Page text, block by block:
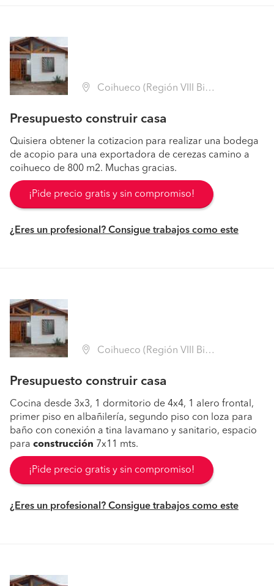
Coihueco (Región VIII Biobío - Ñuble)
Presupuesto construir casa
Quisiera obtener la cotizacion para realizar una bodega
de acopio para una exportadora de cerezas camino a
coihueco de 800 m2. Muchas gracias.
¡Pide precio gratis y sin compromiso!
¿Eres un profesional? Consigue trabajos como este
Coihueco (Región VIII Biobío - Ñuble)
Presupuesto construir casa
Cocina desde 3x3, 1 dormitorio de 4x4, 1 alero frontal,
primer piso en albañilería, segundo piso con loza para
baño con conexión a tina lavamano y sanitario, espacio
para construcción 7x11 mts.
¡Pide precio gratis y sin compromiso!
¿Eres un profesional? Consigue trabajos como este